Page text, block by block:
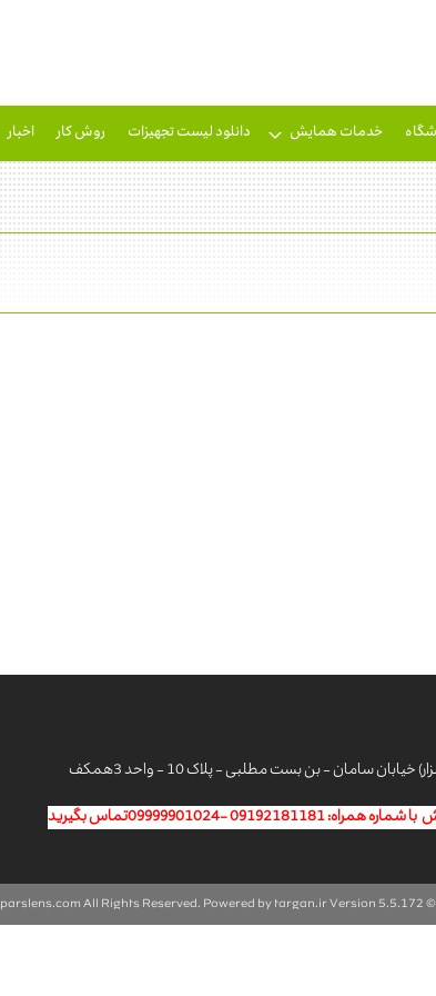
خدمات همایش دانلود لیست تجهیزات روش کار اخبار
سامان - بن بست مطلبی - پلاک 10 - واحد 3همکف
© Copyright ©2026
parslens.comAll Rights Reserved. Powered bytargan.irVersion 5.5.172®